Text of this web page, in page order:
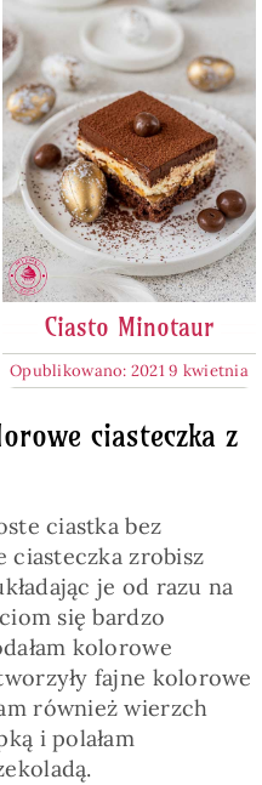
Ciasto Minotaur
Opublikowano: 2021 9 kwietnia
ciasteczka z
ciastka bez
ciasteczka zrobisz
je od razu na
się bardzo
kolorowe
fajne kolorowe
również wierzch
i polałam